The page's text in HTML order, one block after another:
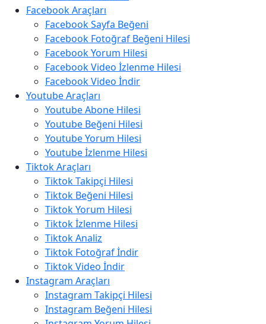
Facebook Araçları
Facebook Sayfa Beğeni
Facebook Fotoğraf Beğeni Hilesi
Facebook Yorum Hilesi
Facebook Video İzlenme Hilesi
Facebook Video İndir
Youtube Araçları
Youtube Abone Hilesi
Youtube Beğeni Hilesi
Youtube Yorum Hilesi
Youtube İzlenme Hilesi
Tiktok Araçları
Tiktok Takipçi Hilesi
Tiktok Beğeni Hilesi
Tiktok Yorum Hilesi
Tiktok İzlenme Hilesi
Tiktok Analiz
Tiktok Fotoğraf İndir
Tiktok Video İndir
Instagram Araçları
Instagram Takipçi Hilesi
Instagram Beğeni Hilesi